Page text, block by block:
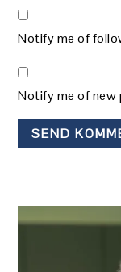
Notify me of
Notify me of new
PRIMÆR